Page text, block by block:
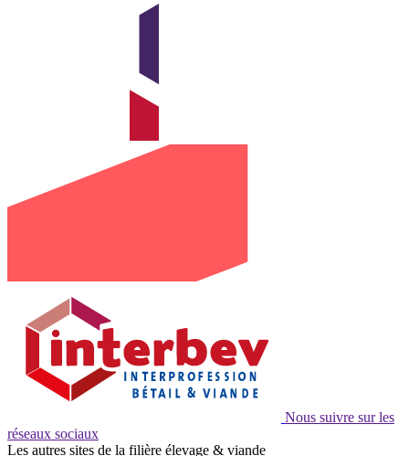
Nous suivre sur les
réseaux sociaux
Les autres sites de la filière élevage & viande